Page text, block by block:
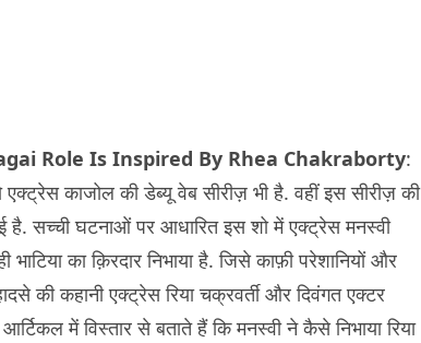
Role Is Inspired By Rhea Chakraborty:
काजोल की डेब्यू वेब सीरीज़ भी है. वहीं इस सीरीज़ की
है. सच्ची घटनाओं पर आधारित इस शो में एक्ट्रेस मनस्वी
का क़िरदार निभाया है. जिसे काफ़ी परेशानियों और
की कहानी एक्ट्रेस रिया चक्रवर्ती और दिवंगत एक्टर
में विस्तार से बताते हैं कि मनस्वी ने कैसे निभाया रिया